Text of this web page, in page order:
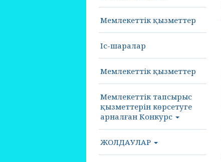
Мемлекеттік қызметтер
Іс-шаралар
Мемлекеттік қызметтер
Мемлекеттік тапсырыс
қызметтерін көрсетуге
арналған Конкурс
ЖОЛДАУЛАР